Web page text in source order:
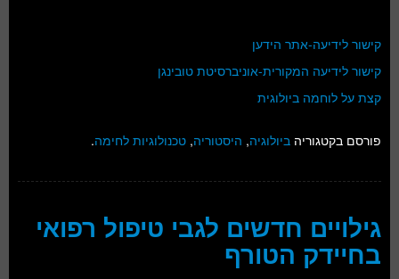
קישור לידיעה-אתר הידען
קישור לידיעה המקורית-אוניברסיטת טובינגן
קצת על לוחמה ביולוגית
פורסם בקטגוריה ביולוגיה, היסטוריה, טכנולוגיות לחימה.
גילויים חדשים לגבי טיפול רפואי
בחיידק הטורף